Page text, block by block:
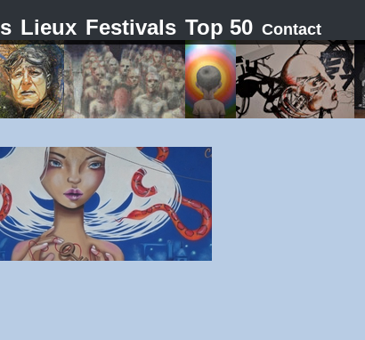
Lieux Festivals Top 50 Contact